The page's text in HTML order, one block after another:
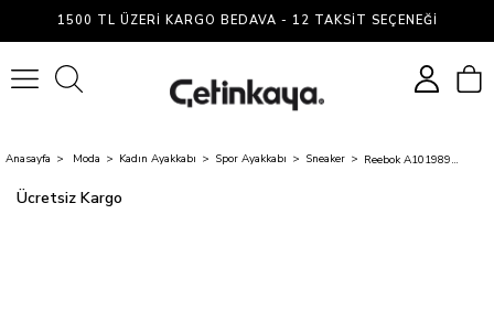
1500 TL ÜZERI KARGO BEDAVA - 12 TAKSIT SEÇENEĞI
Anasayfa Moda Kadın Ayakkabı Spor Ayakkabı Sneaker Reebok A10198924309010 5M Longparısh Sıyah Zenne Sneaker Ayakkabı
Ücretsiz Kargo